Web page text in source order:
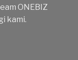
ONEBIZ
kami.